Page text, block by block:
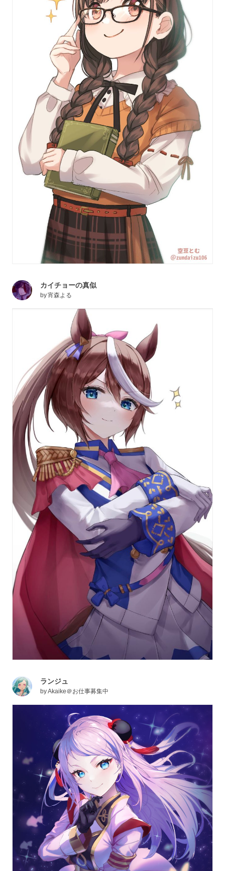
カイチョーの真似
by宵森よる
ランジュ
byAkaike＠お仕事募集中